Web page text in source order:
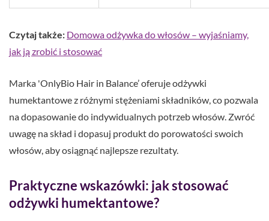
Czytaj także: Domowa odżywka do włosów – wyjaśniamy,
jak ją zrobić i stosować
Marka 'OnlyBio Hair in Balance’ oferuje odżywki
humektantowe z różnymi stężeniami składników, co pozwala
na dopasowanie do indywidualnych potrzeb włosów. Zwróć
uwagę na skład i dopasuj produkt do porowatości swoich
włosów, aby osiągnąć najlepsze rezultaty.
Praktyczne wskazówki: jak stosować
odżywki humektantowe?